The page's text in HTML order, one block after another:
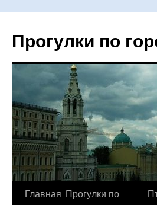
Прогулки по
Перейти
Главная Прогулки по